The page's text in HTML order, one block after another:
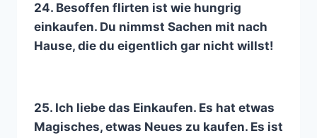
24. Besoffen flirten ist wie hungrig
einkaufen. Du nimmst Sachen mit nach
Hause, die du eigentlich gar nicht willst!
25. Ich liebe das Einkaufen. Es hat etwas
Magisches, etwas Neues zu kaufen. Es ist